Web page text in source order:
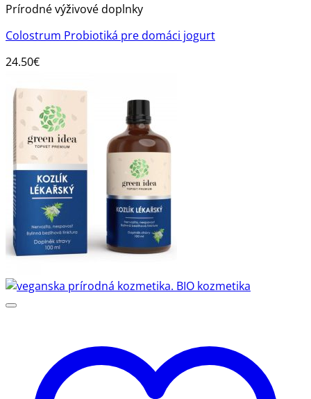
Prírodné výživové doplnky
Colostrum Probiotiká pre domáci jogurt
24.50€